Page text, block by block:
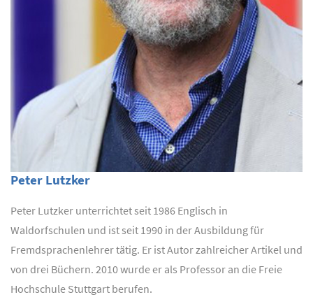
Peter Lutzker
Peter Lutzker unterrichtet seit 1986 Englisch in
Waldorfschulen und ist seit 1990 in der Ausbildung für
Fremdsprachenlehrer tätig. Er ist Autor zahlreicher Artikel und
von drei Büchern. 2010 wurde er als Professor an die Freie
Hochschule Stuttgart berufen.